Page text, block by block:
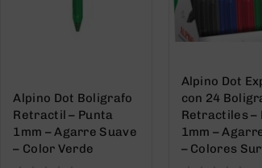
Alpino Dot Boligrafo
Retractil – Punta
1mm – Agarre Suave
– Color Verde
Alpino Dot
con 24
Retractiles –
1mm –
– Colores